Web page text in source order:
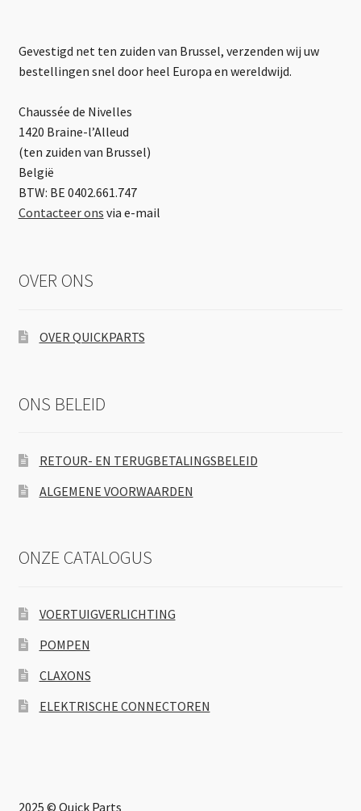
Gevestigd net ten zuiden van Brussel, verzenden wij uw
bestellingen snel door heel Europa en wereldwijd.
Chaussée de Nivelles
1420 Braine-l’Alleud
(ten zuiden van Brussel)
België
BTW: BE 0402.661.747
Contacteer ons via e-mail
OVER ONS
OVER QUICKPARTS
ONS BELEID
RETOUR- EN TERUGBETALINGSBELEID
ALGEMENE VOORWAARDEN
ONZE CATALOGUS
VOERTUIGVERLICHTING
POMPEN
CLAXONS
ELEKTRISCHE CONNECTOREN
2025 © Quick Parts